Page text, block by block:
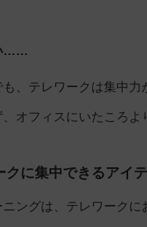
……
、テレワークは集中力
オフィスにいたころ
に集中できるアイ
ングは、テレワークに